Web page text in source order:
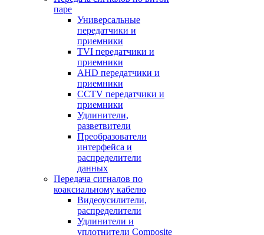
паре
Универсальные
передатчики и
приемники
TVI передатчики и
приемники
AHD передатчики и
приемники
CCTV передатчики и
приемники
Удлинители,
разветвители
Преобразователи
интерфейса и
распределители
данных
Передача сигналов по
коаксиальному кабелю
Видеоусилители,
распределители
Удлинители и
уплотнители Сomposite